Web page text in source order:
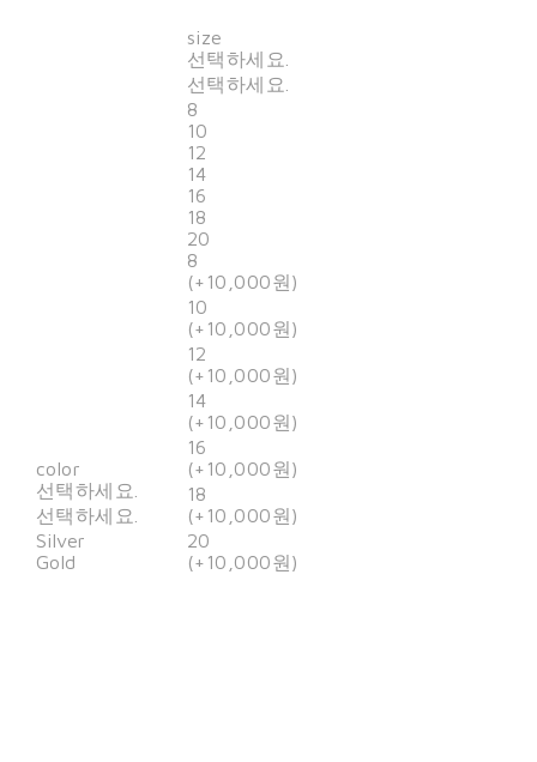
color
선택하세요.
선택하세요.
Silver
Gold
size
선택하세요.
선택하세요.
8
10
12
14
16
18
20
8
(+10,000원)
10
(+10,000원)
12
(+10,000원)
14
(+10,000원)
16
(+10,000원)
18
(+10,000원)
20
(+10,000원)